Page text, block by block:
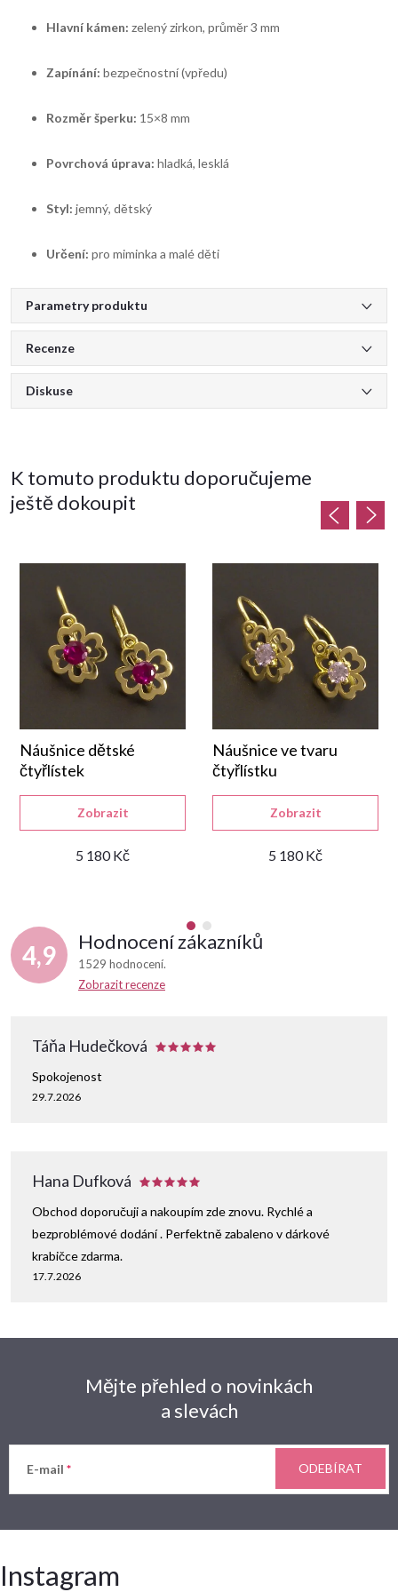
Hlavní kámen: zelený zirkon, průměr 3 mm
Zapínání: bezpečnostní (vpředu)
Rozměr šperku: 15×8 mm
Povrchová úprava: hladká, lesklá
Styl: jemný, dětský
Určení: pro miminka a malé děti
Parametry produktu
Recenze
Diskuse
K tomuto produktu doporučujeme
ještě dokoupit
Náušnice dětské
čtyřlístek
5 180 Kč
Zobrazit
Náušnice ve tvaru
čtyřlístku
5 180 Kč
Zobrazit
4,9 Hodnocení zákazníků
1529 hodnocení
Zobrazit recenze
Táňa Hudečková
29.7.2026
Spokojenost
Hana Dufková
17.7.2026
Obchod doporučuji a nakoupím zde znovu. Rychlé a
bezproblémové dodání . Perfektně zabaleno v dárkové
krabičce zdarma.
Mějte přehled o novinkách
a slevách
E-mail ODEBÍRAT
Instagram